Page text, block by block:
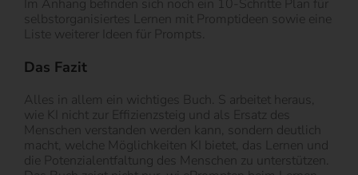
Im Anhang befinden sich noch ein 10-Schritte Plan für
selbstorganisiertes Lernen mit Promptideen sowie eine
Liste weiterer Ideen für Prompts.
Das Fazit
Alles in allem ein wichtiges Buch. S arbeitet heraus,
wie KI nicht zur Effizienzsteig und als Ersatz des
Menschen verstanden werden kann, sondern deutlich
macht, welche Möglichkeiten KI bietet, das Lernen und
die Potenzialentfaltung des Menschen zu unterstützen.